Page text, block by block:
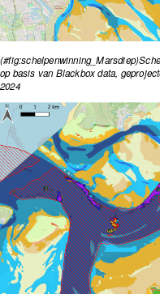
op basis van Blackbox data,
2024